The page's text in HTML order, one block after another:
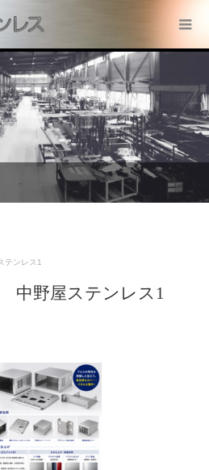
テンレス1
中野屋ステンレス1